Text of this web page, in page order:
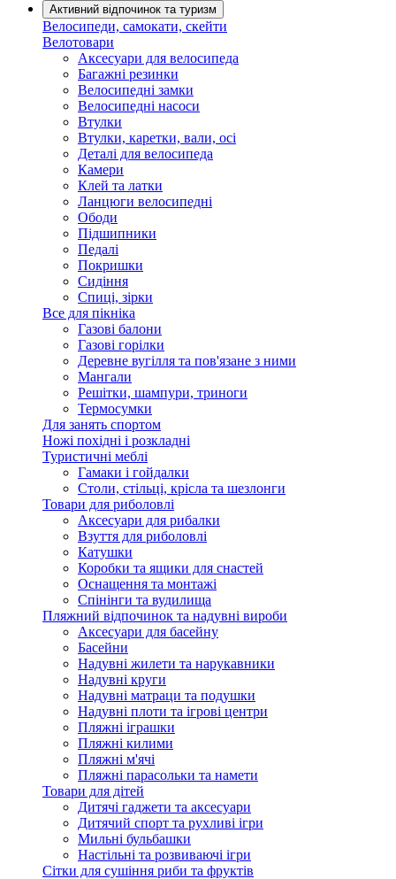
Активний відпочинок та туризм
Велосипеди, самокати, скейти
Велотовари
Аксесуари для велосипеда
Багажні резинки
Велосипедні замки
Велосипедні насоси
Втулки
Втулки, каретки, вали, осі
Деталі для велосипеда
Камери
Клей та латки
Ланцюги велосипедні
Ободи
Підшипники
Педалі
Покришки
Сидіння
Спиці, зірки
Все для пікніка
Газові балони
Газові горілки
Деревне вугілля та пов'язане з ними
Мангали
Решітки, шампури, триноги
Термосумки
Для занять спортом
Ножі похідні і розкладні
Туристичні меблі
Гамаки і гойдалки
Столи, стільці, крісла та шезлонги
Товари для риболовлі
Аксесуари для рибалки
Взуття для риболовлі
Катушки
Коробки та ящики для снастей
Оснащення та монтажі
Спінінги та вудилища
Пляжний відпочинок та надувні вироби
Аксесуари для басейну
Басейни
Надувні жилети та нарукавники
Надувні круги
Надувні матраци та подушки
Надувні плоти та ігрові центри
Пляжні іграшки
Пляжні килими
Пляжні м'ячі
Пляжні парасольки та намети
Товари для дітей
Дитячі гаджети та аксесуари
Дитячий спорт та рухливі ігри
Мильні бульбашки
Настільні та розвиваючі ігри
Сітки для сушіння риби та фруктів